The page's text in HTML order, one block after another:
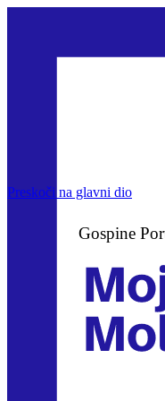
Preskoči na glavni dio
Gospine